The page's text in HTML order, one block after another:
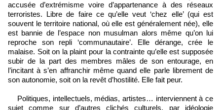
accusée d’extrémisme voire d’appartenance à des réseaux
terroristes. Libre de faire ce qu’elle veut ‘chez elle’ (qui est
souvent le territoire national, où elle est généralement née), elle
est bannie de l’espace non musulman alors même qu’on lui
reproche son repli ‘communautaire’. Elle dérange, crée le
malaise. Soit on la plaint pour la contrainte qu’elle est supposée
subir de la part des membres mâles de son entourage, en
l’incitant à s’en affranchir même quand elle parle librement de
son autonomie, soit on la revêt d’hostilité. Elle fait peur.
Politiques, intellectuels, médias, artistes… interviennent à ce
sujet comme sur d’autres clichés culturels, par idéologie